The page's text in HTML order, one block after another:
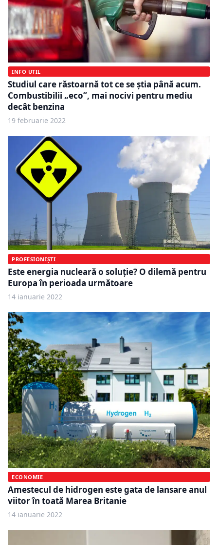
INFO UTIL
Studiul care răstoarnă tot ce se știa până acum.
Combustibilii „eco”, mai nocivi pentru mediu
decât benzina
19 februarie 2022
PROFESIONIȘTI
Este energia nucleară o soluție? O dilemă pentru
Europa în perioada următoare
14 ianuarie 2022
ECONOMIE
Amestecul de hidrogen este gata de lansare anul
viitor în toată Marea Britanie
14 ianuarie 2022